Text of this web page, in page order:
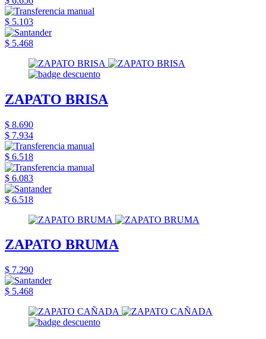
$ 5.103
$ 5.468
ZAPATO BRISA
$ 8.690
$ 7.934
$ 6.518
$ 6.083
$ 6.518
ZAPATO BRUMA
$ 7.290
$ 5.468